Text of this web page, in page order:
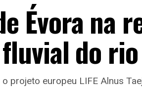
Évora na
do
projeto europeu LIFE Alnus